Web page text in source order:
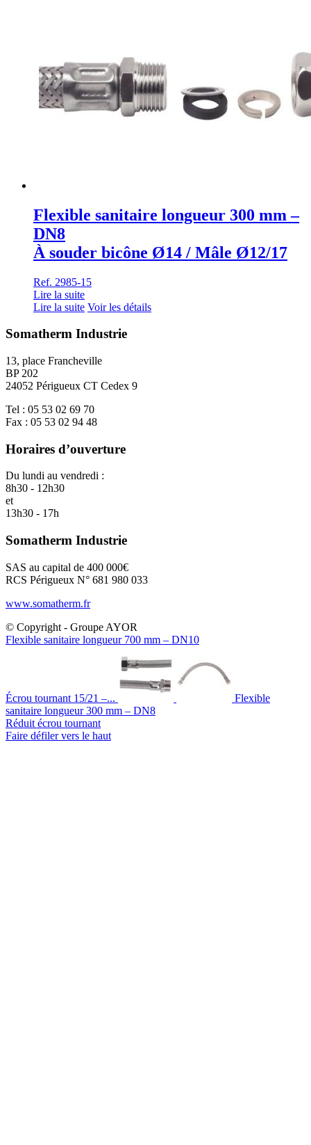
Flexible sanitaire longueur 300 mm –
DN8
À souder bicône Ø14 / Mâle Ø12/17
Ref. 2985-15
Lire la suite
Lire la suite Voir les détails
Somatherm Industrie
13, place Francheville
BP 202
24052 Périgueux CT Cedex 9
Tel : 05 53 02 69 70
Fax : 05 53 02 94 48
Horaires d’ouverture
Du lundi au vendredi :
8h30 - 12h30
et
13h30 - 17h
Somatherm Industrie
SAS au capital de 400 000€
RCS Périgueux N° 681 980 033
www.somatherm.fr
© Copyright - Groupe AYOR
Flexible sanitaire longueur 700 mm – DN10
Écrou tournant 15/21 –...
Flexible
sanitaire longueur 300 mm – DN8
Réduit écrou tournant
Faire défiler vers le haut